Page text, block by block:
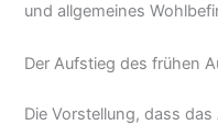
und allgemeines
Der Aufstieg des frühen
Die Vorstellung, dass